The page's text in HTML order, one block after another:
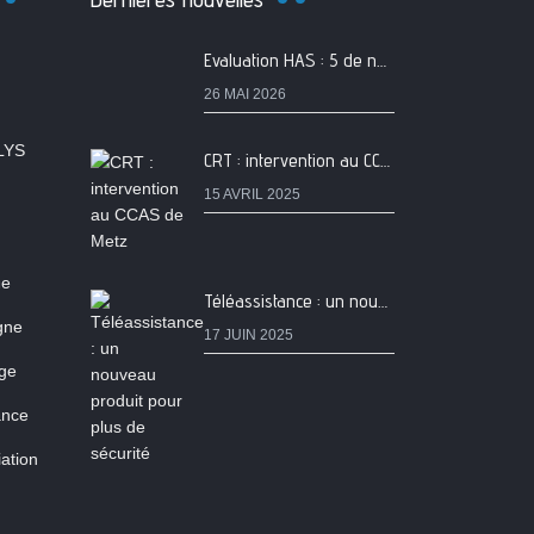
Evaluation HAS : 5 de nos services classés A
26 MAI 2026
CRT : intervention au CCAS de Metz
15 AVRIL 2025
Téléassistance : un nouveau produit pour plus de sécurité
17 JUIN 2025